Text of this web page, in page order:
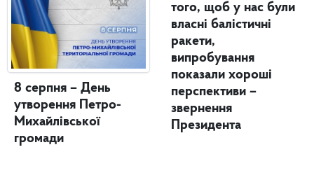
8 серпня – День
утворення Петро-
Михайлівської
громади
того, щоб у нас були
власні балістичні
ракети,
випробування
показали хороші
перспективи –
звернення
Президента